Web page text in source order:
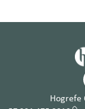
Hogrefe